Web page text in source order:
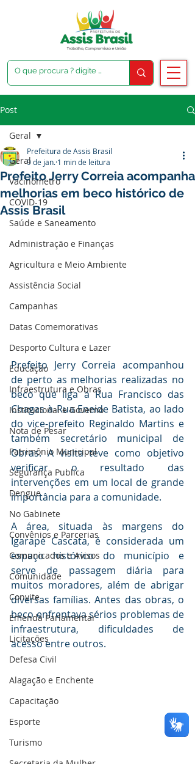
Post
Geral
Vacinômetro
COVID-19
Saúde e Saneamento
Administração e Finanças
Agricultura e Meio Ambiente
Assistência Social
Campanhas
Datas Comemorativas
Desporto Cultura e Lazer
Educação
Infraestrutura e Obras
Institucional e Governo
Nota de Pesar
Patrimônio Municipal
Segurança Publica
Dengue
No Gabinete
Convênios e Parcerias
Comunicados e Avisos
Comunidade
Convite
Emenda Parlamentar
Licitações
Defesa Civil
Alagação e Enchente
Capacitação
Esporte
Turismo
Geral
Prefeito Jerry Correia acompanha
melhorias em beco histórico de
Assis Brasil
Prefeitura de Assis Brasil
9 de jan. 1 min de leitura
Prefeito Jerry Correia acompanhou
de perto as melhorias realizadas no
beco que liga a Rua Francisco das
Chagas à Rua Eneide Batista, ao lado
do vice-prefeito Reginaldo Martins e
também secretário municipal de
Obras. A visita teve como objetivo
verificar o resultado das
intervenções em um local de grande
importância para a comunidade.
A área, situada às margens do
Igarapé Cascata, é considerada um
espaço histórico do município e
serve de passagem diária para
muitos moradores, além de abrigar
diversas famílias. Antes das obras, o
beco enfrentava sérios problemas de
infraestrutura, dificuldades de
acesso entre outros.